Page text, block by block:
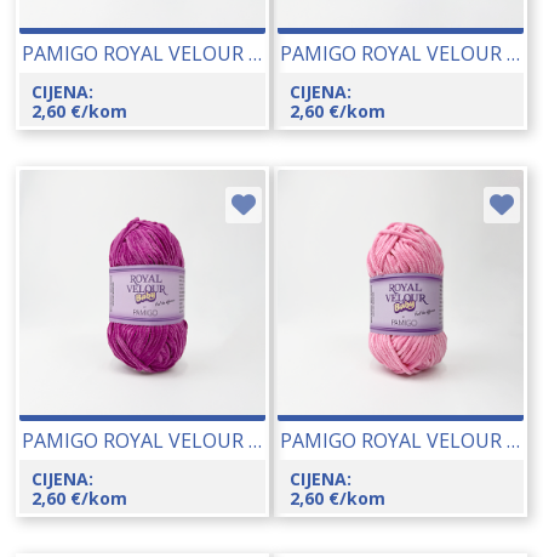
PAMIGO ROYAL VELOUR BABY 50 GR 26066-126
CIJENA:
2,60 €/kom
PAMIGO ROYAL VELOUR BABY 50 GR 26066-125
CIJENA:
2,60 €/kom
PAMIGO ROYAL VELOUR BABY 50 GR 26066-124
CIJENA:
2,60 €/kom
PAMIGO ROYAL VELOUR BABY 50 GR 26066-118
CIJENA:
2,60 €/kom